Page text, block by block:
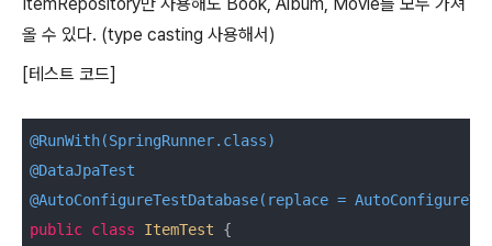
올 수 있다. (type casting 사용해서)
[테스트 코드]
@RunWith(SpringRunner.class)
@DataJpaTest
@AutoConfigureTestDatabase(replace =
public class ItemTest {